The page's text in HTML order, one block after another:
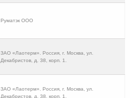
Руматэк ООО
ЗАО «Лаотерм». Россия, г. Москва, ул.
Декабристов, д. 38, корп. 1.
ЗАО «Лаотерм». Россия, г. Москва, ул.
Декабристов, д. 38, корп. 1.